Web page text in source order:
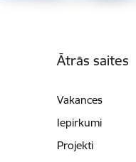
Ātrās saites
Vakances
Iepirkumi
Projekti